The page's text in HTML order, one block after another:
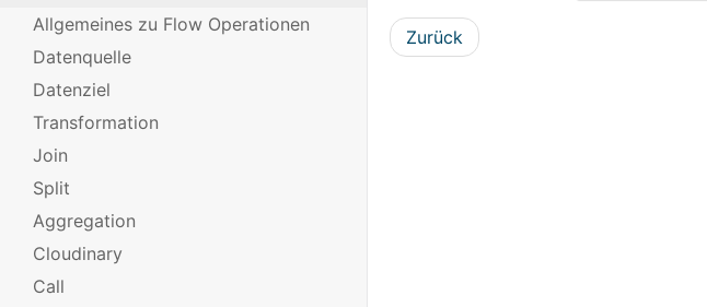
Allgemeines zu Flow Operationen
Datenquelle
Datenziel
Transformation
Join
Split
Aggregation
Cloudinary
Call
Zurück